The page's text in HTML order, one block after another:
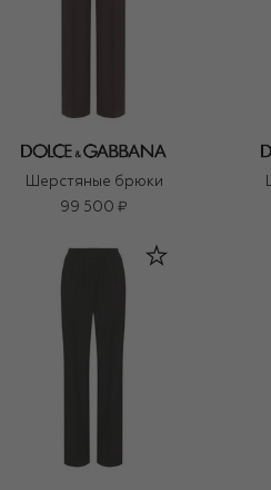
Шерстяные брюки
99 500 ₽